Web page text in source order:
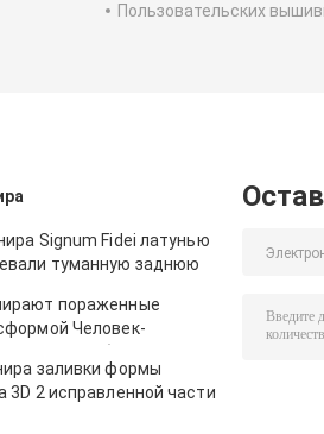
Пользовательских
Signum Fidei латунью
туманную заднюю
пораженные
Человек-
заливки формы
3D 2 исправленной части